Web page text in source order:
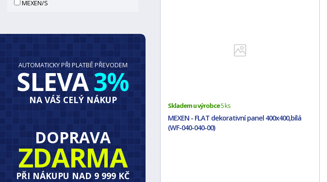
Skladem u výrobce5 ks
MEXEN - FLAT dekorativní panel 400x400,bílá
(WF-040-040-00)
MEXEN/S
AUTOMATICKY PŘI PLATBĚ PŘEVODEM
SLEVA3%
NA VÁŠ CELÝ NÁKUP
DOPRAVA
ZDARMA
PŘI NÁKUPU NAD 9 999 KČ